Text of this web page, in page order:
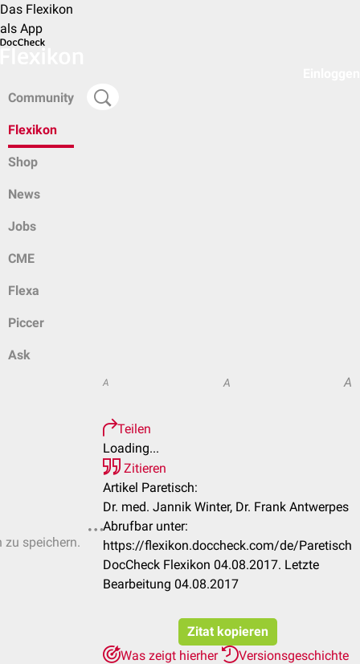
Das Flexikon
als App
Community
Flexikon
Shop
News
Jobs
CME
Flexa
Piccer
Ask
zu speichern.
A A A
Teilen
Loading...
Zitieren
Artikel Paretisch:
Dr. med. Jannik Winter, Dr. Frank Antwerpes
Abrufbar unter:
https://flexikon.doccheck.com/de/Paretisch
DocCheck Flexikon 04.08.2017. Letzte
Bearbeitung 04.08.2017
Zitat kopieren
Was zeigt hierher
Versionsgeschichte